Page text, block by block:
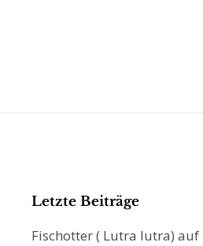
Letzte Beiträge
Fischotter ( Lutra lutra) auf